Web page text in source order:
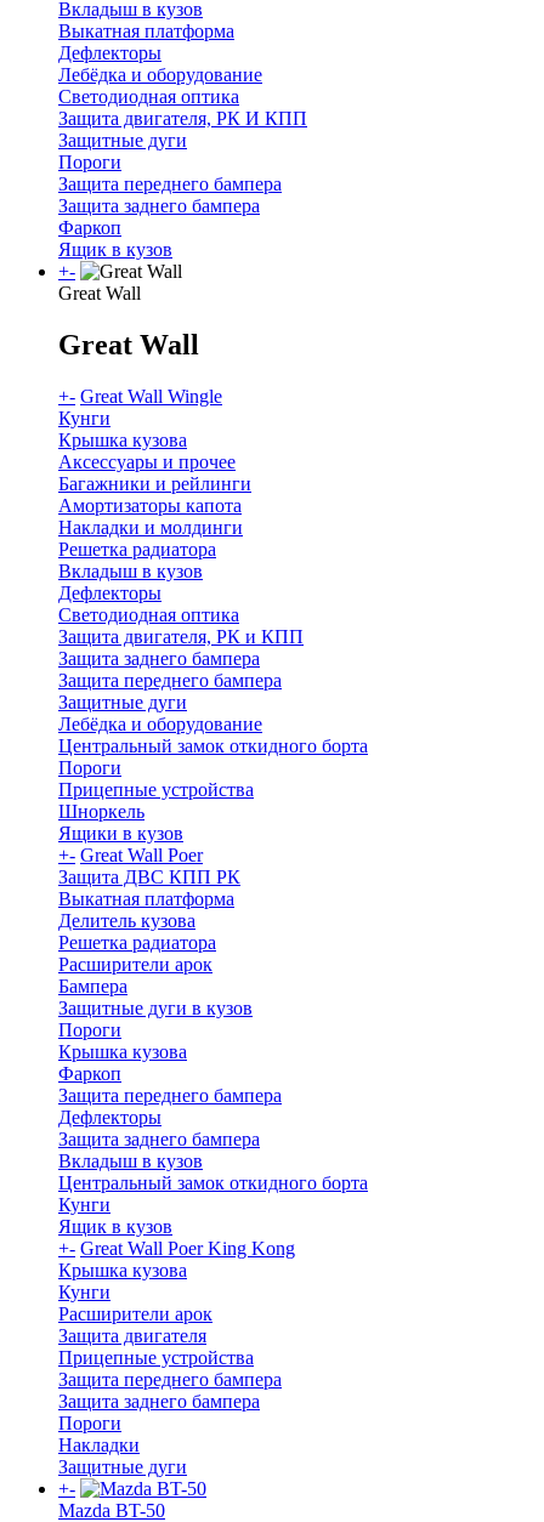
Вкладыш в кузов
Выкатная платформа
Дефлекторы
Лебёдка и оборудование
Светодиодная оптика
Защита двигателя, РК И КПП
Защитные дуги
Пороги
Защита переднего бампера
Защита заднего бампера
Фаркоп
Ящик в кузов
+-
Great Wall
Great Wall
+- Great Wall Wingle
Кунги
Крышка кузова
Аксессуары и прочее
Багажники и рейлинги
Амортизаторы капота
Накладки и молдинги
Решетка радиатора
Вкладыш в кузов
Дефлекторы
Светодиодная оптика
Защита двигателя, РК и КПП
Защита заднего бампера
Защита переднего бампера
Защитные дуги
Лебёдка и оборудование
Центральный замок откидного борта
Пороги
Прицепные устройства
Шноркель
Ящики в кузов
+- Great Wall Poer
Защита ДВС КПП РК
Выкатная платформа
Делитель кузова
Решетка радиатора
Расширители арок
Бампера
Защитные дуги в кузов
Пороги
Крышка кузова
Фаркоп
Защита переднего бампера
Дефлекторы
Защита заднего бампера
Вкладыш в кузов
Центральный замок откидного борта
Кунги
Ящик в кузов
+- Great Wall Poer King Kong
Крышка кузова
Кунги
Расширители арок
Защита двигателя
Прицепные устройства
Защита переднего бампера
Защита заднего бампера
Пороги
Накладки
Защитные дуги
+-
Mazda BT-50